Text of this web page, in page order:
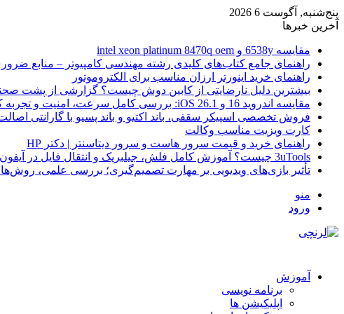
پنج‌شنبه, آگوست 6 2026
آخرین خبرها
مقایسه 6538y و intel xeon platinum 8470q oem
راهنمای جامع کتاب‌های کلیدی رشته مهندسی کامپیوتر – منابع
راهنمای خرید اینورتر ارزان مناسب برای الکتروموتور
بیشترین دلیل نارضایتی از کابین دوش چیست؟ گزارشی از پشت
مقایسه اندروید 16 و iOS 26.1: بررسی کامل سرعت، امنیت و تجربه کاربری
فروش تخصصی اسپیکر سقفی، باند اکتیو و باند پسیو با گارانتی اصالت
کارت ویزیت مناسب وکالت
راهنمای خرید و قیمت سرور هاست و سرور دیتاسنتر | دکتر HP
3uTools چیست؟ آموزش کامل فلش، جیلبریک و انتقال فایل در آیفون
تأثیر بازی‌های ویدیویی بر مهارت تصمیم‌گیری؛ بررسی علمی،
منو
ورود
آموزش
برنامه نویسی
اپلیکیشن ها